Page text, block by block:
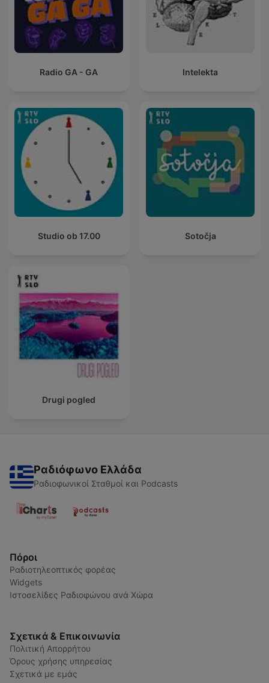
Radio GA - GA Intelekta
Studio ob 17.00 Sotočja
Drugi pogled
Ραδιόφωνο Ελλάδα
Ραδιοφωνικοί Σταθμοί και Podcasts
Πόροι
Ραδιοτηλεοπτικός φορέας
Widgets
Ιστοσελίδες Ραδιοφώνου ανά Χώρα
Σχετικά & Επικοινωνία
Πολιτική Απορρήτου
Όρους χρήσης υπηρεσίας
Σχετικά με εμάς